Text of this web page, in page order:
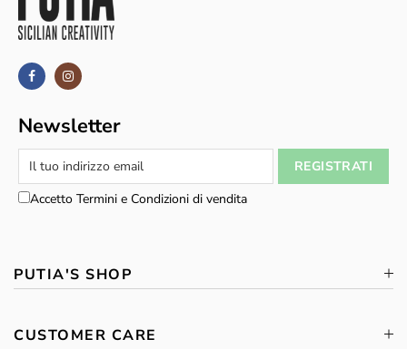
Newsletter
Accetto Termini e Condizioni di vendita
PUTIA'S SHOP
CUSTOMER CARE